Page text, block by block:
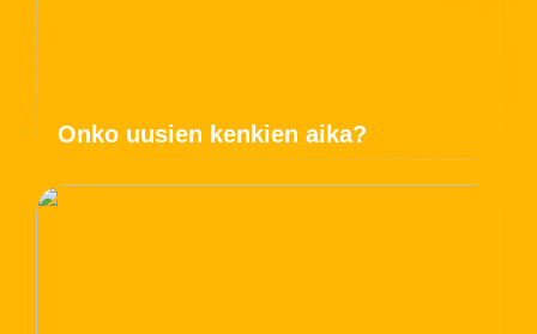
Onko uusien kenkien aika?